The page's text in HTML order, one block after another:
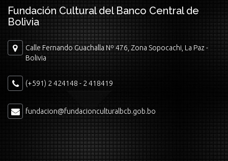
Fundación Cultural del Banco Central de
Bolivia
Calle Fernando Guachalla Nº 476, Zona Sopocachi, La Paz -
Bolivia
(+591) 2 424148 - 2 418419
fundacion@fundacionculturalbcb.gob.bo